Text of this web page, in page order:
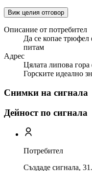
Виж целия отговор
Описание от потребител
Да се копае трюфел
питам
Адрес
Цялата липова
Горските идеално
Снимки на сигнала
Дейност по сигнала
Потребител
Създаде сигнала,